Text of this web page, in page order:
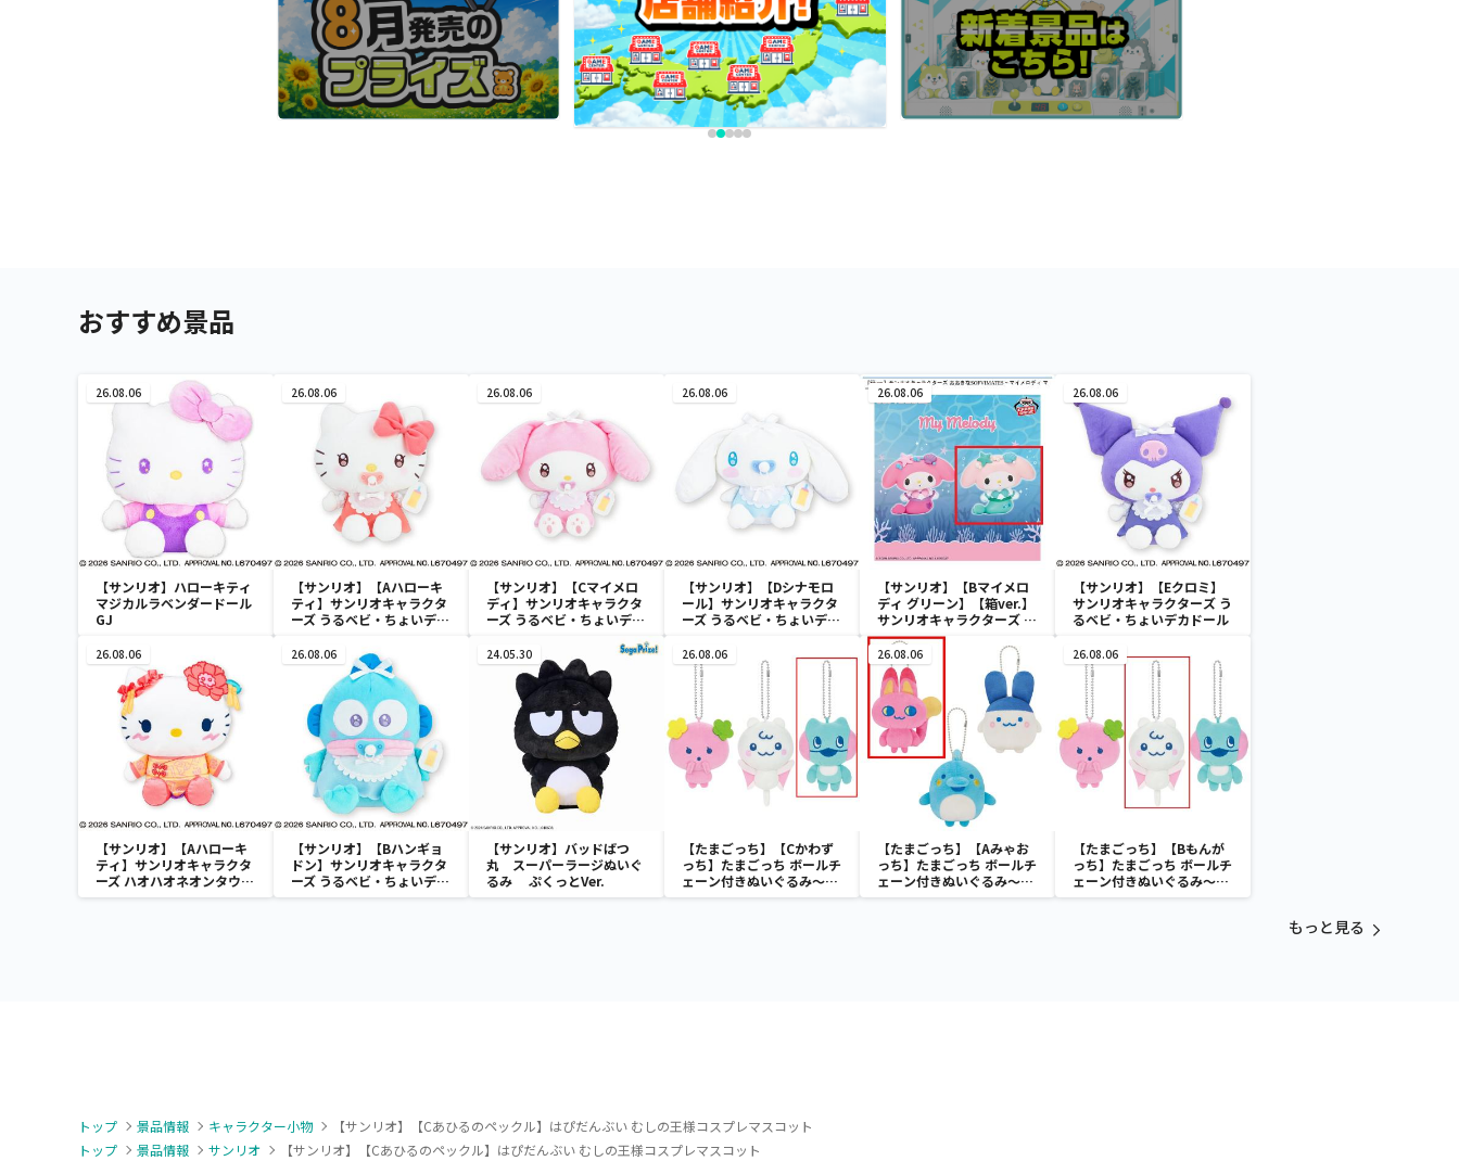
おすすめ景品
26.08.06
【サンリオ】ハローキティ
マジカルラベンダードール
GJ
26.08.06
【サンリオ】【Aハローキ
ティ】サンリオキャラクタ
ーズ うるベビ・ちょいデカ
26.08.06
【サンリオ】【Cマイメロ
ディ】サンリオキャラクタ
ーズ うるベビ・ちょいデカ
26.08.06
【サンリオ】【Dシナモロ
ール】サンリオキャラクタ
ーズ うるベビ・ちょいデカ
26.08.06
【サンリオ】【Bマイメロ
ディ グリーン】【箱ver.】
サンリオキャラクターズ お
おきなSOFVIMATES～マ
イメロディ マーメイドver.
～
26.08.06
【サンリオ】【Eクロミ】
サンリオキャラクターズ う
るベビ・ちょいデカドール
26.08.06
【サンリオ】【Aハローキ
ティ】サンリオキャラクタ
ーズ ハオハオネオンタウン
ドールBIGタイプ1
26.08.06
【サンリオ】【Bハンギョ
ドン】サンリオキャラクタ
ーズ うるベビ・ちょいデカ
ドール
24.05.30
【サンリオ】バッドばつ
丸 スーパーラージぬいぐ
るみ ぷくっとVer.
26.08.06
【たまごっち】【Cかわず
っち】たまごっち ボールチ
ェーン付きぬいぐるみ～
Tamagotchi Paradise～
26.08.06
【たまごっち】【Aみゃお
っち】たまごっち ボールチ
ェーン付きぬいぐるみ～
Tamagotchi Paradise～
26.08.06
【たまごっち】【Bもんが
っち】たまごっち ボールチ
ェーン付きぬいぐるみ～
Tamagotchi Paradise～
もっと見る
トップ 景品情報 キャラクター小物
【サンリオ】【Cあひるのペックル】はぴだんぶい むしの王様コスプレマスコット
トップ
景品情報 サンリオ 【サンリオ】【Cあひるのペックル】はぴだんぶい むしの王様コスプレマスコット